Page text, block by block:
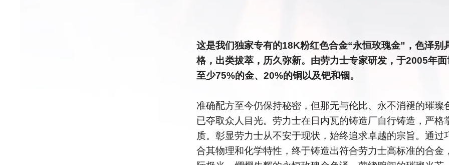
这是我们独家专有的18K粉红色合金“永恒玫瑰金”，色泽别
格，出类拔萃，历久弥新。由劳力士专家研发，于2005年
至少75%的金、20%的铜以及钯和铟。
准确配方至今仍保持秘密，但那无与伦比、永不消褪的璀璨
已夺取众人目光。劳力士在日内瓦的铸造厂自行铸造，严格
质。彰显劳力士从不安于现状，始终追求卓越的宗旨。通过
合其物理和化学特性，终于铸造出符合劳力士高标准的合金